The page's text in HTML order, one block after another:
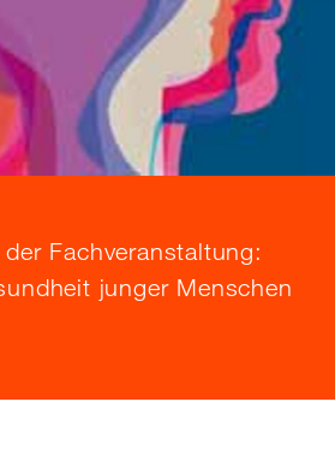
Fachveranstaltung:
junger Menschen